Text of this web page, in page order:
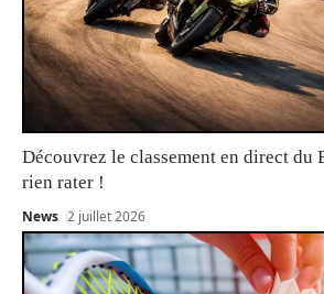
Découvrez le classement en direct du
rien rater !
News 2 juillet 2026